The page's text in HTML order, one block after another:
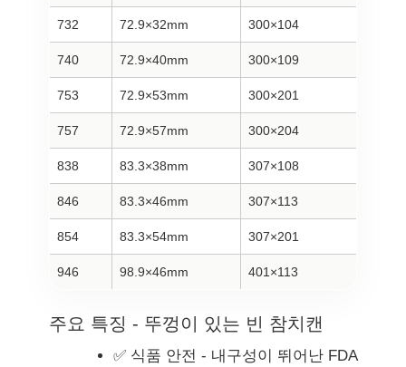
732 72.9×32mm 300×104
740 72.9×40mm 300×109
753 72.9×53mm 300×201
757 72.9×57mm 300×204
838 83.3×38mm 307×108
846 83.3×46mm 307×113
854 83.3×54mm 307×201
946 98.9×46mm 401×113
주요 특징 - 뚜껑이 있는 빈 참치캔
✅ 식품 안전 - 내구성이 뛰어난 FDA